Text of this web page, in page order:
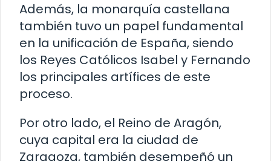
Además, la monarquía castellana
también tuvo un papel fundamental
en la unificación de España, siendo
los Reyes Católicos Isabel y Fernando
los principales artífices de este
proceso.
Por otro lado, el Reino de Aragón,
cuya capital era la ciudad de
Zaragoza, también desempeñó un